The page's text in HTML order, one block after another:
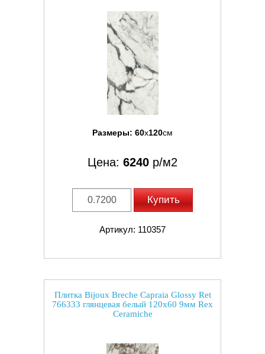
Размеры: 60x120см
Цена: 6240 р/м2
Купить
Артикул: 110357
Плитка Bijoux Breche Capraia Glossy Ret
766333 глянцевая белый 120x60 9мм Rex
Ceramiche